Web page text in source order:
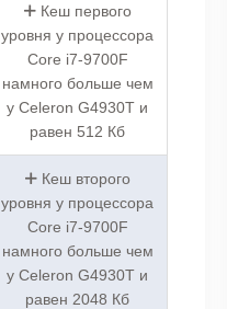
Кеш первого
уровня у процессора
Core i7-9700F
намного больше чем
у Celeron G4930T и
равен 512 Кб
Кеш второго
уровня у процессора
Core i7-9700F
намного больше чем
у Celeron G4930T и
равен 2048 Кб